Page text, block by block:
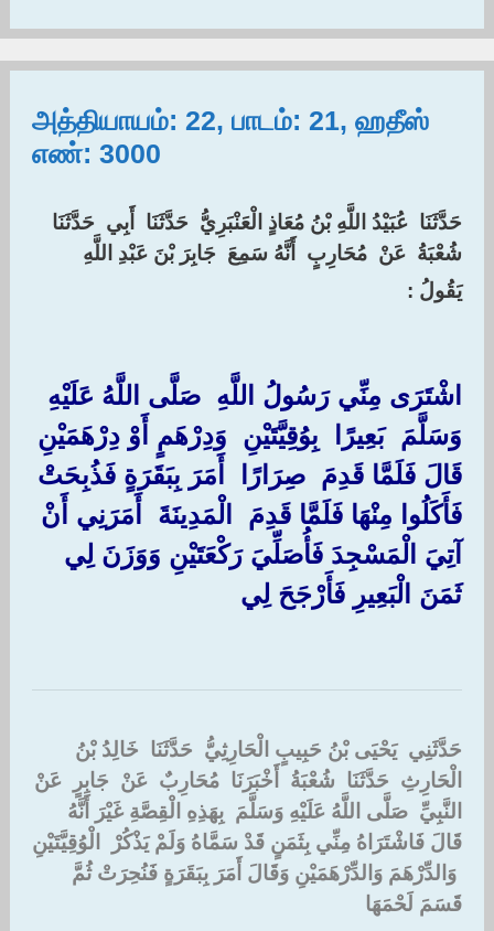
அத்தியாயம்: 22, பாடம்: 21, ஹதீஸ்
எண்: 3000
‏حَدَّثَنَا ‏ ‏عُبَيْدُ اللَّهِ بْنُ مُعَاذٍ الْعَنْبَرِيُّ ‏ ‏حَدَّثَنَا ‏ ‏أَبِي ‏ ‏حَدَّثَنَا ‏
‏شُعْبَةُ ‏ ‏عَنْ ‏ ‏مُحَارِبٍ ‏ ‏أَنَّهُ سَمِعَ ‏ ‏جَابِرَ بْنَ عَبْدِ اللَّهِ ‏
‏يَقُولُ :
اشْتَرَى مِنِّي رَسُولُ اللَّهِ ‏ ‏صَلَّى اللَّهُ عَلَيْهِ
وَسَلَّمَ ‏ ‏بَعِيرًا ‏ ‏بِوُقِيَّتَيْنِ ‏ ‏وَدِرْهَمٍ أَوْ دِرْهَمَيْنِ
قَالَ فَلَمَّا قَدِمَ ‏ ‏صِرَارًا ‏ ‏أَمَرَ بِبَقَرَةٍ فَذُبِحَتْ
فَأَكَلُوا مِنْهَا فَلَمَّا قَدِمَ ‏ ‏الْمَدِينَةَ ‏ ‏أَمَرَنِي أَنْ
آتِيَ الْمَسْجِدَ فَأُصَلِّيَ رَكْعَتَيْنِ وَوَزَنَ لِي
ثَمَنَ الْبَعِيرِ فَأَرْجَحَ لِي
حَدَّثَنِي ‏ ‏يَحْيَى بْنُ حَبِيبٍ الْحَارِثِيُّ ‏ ‏حَدَّثَنَا ‏ ‏خَالِدُ بْنُ
الْحَارِثِ ‏ ‏حَدَّثَنَا ‏ ‏شُعْبَةُ ‏ ‏أَخْبَرَنَا ‏ ‏مُحَارِبٌ ‏ ‏عَنْ ‏ ‏جَابِرٍ ‏ ‏عَنْ
النَّبِيِّ ‏ ‏صَلَّى اللَّهُ عَلَيْهِ وَسَلَّمَ ‏ ‏بِهَذِهِ الْقِصَّةِ غَيْرَ أَنَّهُ
قَالَ فَاشْتَرَاهُ مِنِّي بِثَمَنٍ قَدْ سَمَّاهُ وَلَمْ يَذْكُرْ ‏ ‏الْوُقِيَّتَيْنِ
‏ ‏وَالدِّرْهَمَ وَالدِّرْهَمَيْنِ وَقَالَ أَمَرَ بِبَقَرَةٍ فَنُحِرَتْ ثُمَّ
قَسَمَ لَحْمَهَا